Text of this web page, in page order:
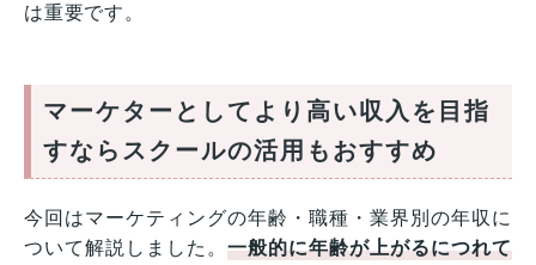
は重要です。
マーケターとしてより高い収入を目指
すならスクールの活用もおすすめ
今回はマーケティングの年齢・職種・業界別の年収に
ついて解説しました。一般的に年齢が上がるにつれて